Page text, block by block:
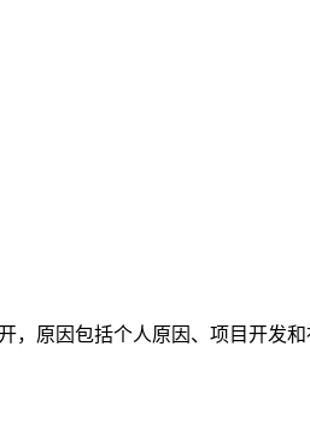
原因包括个人原因、项目开发